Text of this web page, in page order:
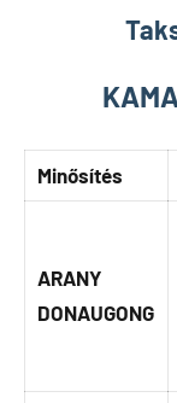
Minősítés
ARANY
DONAUGONG